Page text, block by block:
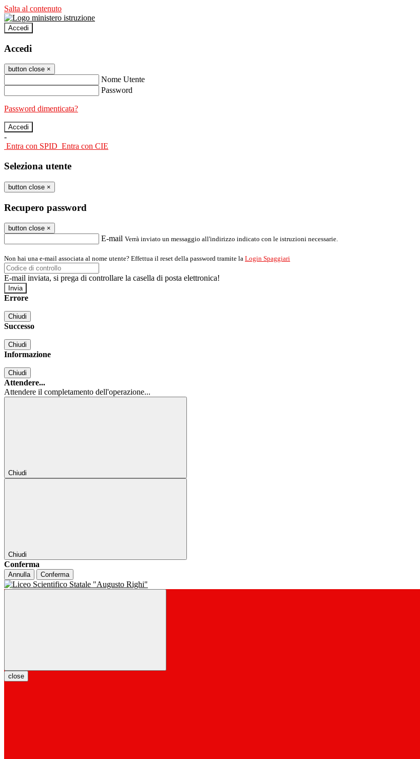
Salta al contenuto
Accedi
Accedi
button close ×
Nome Utente
Password
Password dimenticata?
-
Entra con SPID Entra con CIE
Seleziona utente
button close ×
Recupero password
button close ×
E-mail Verrà inviato un messaggio all'indirizzo indicato con le istruzioni necessarie.
Non hai una e-mail associata al nome utente? Effettua il reset della password tramite la Login Spaggiari
E-mail inviata, si prega di controllare la casella di posta elettronica!
Errore
Chiudi
Successo
Chiudi
Informazione
Chiudi
Attendere...
Attendere il completamento dell'operazione...
Chiudi
Chiudi
Conferma
Annulla Conferma
close